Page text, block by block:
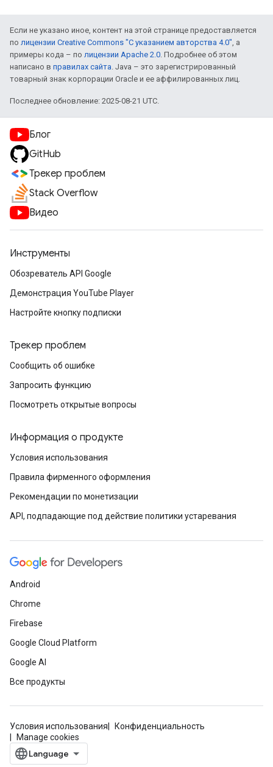
Если не указано иное, контент на этой странице предоставляется
по лицензии Creative Commons "С указанием авторства 4.0", а
примеры кода – по лицензии Apache 2.0. Подробнее об этом
написано в правилах сайта. Java – это зарегистрированный
товарный знак корпорации Oracle и ее аффилированных лиц.
Последнее обновление: 2025-08-21 UTC.
Блог
GitHub
Трекер проблем
Stack Overflow
Видео
Инструменты
Обозреватель API Google
Демонстрация YouTube Player
Настройте кнопку подписки
Трекер проблем
Сообщить об ошибке
Запросить функцию
Посмотреть открытые вопросы
Информация о продукте
Условия использования
Правила фирменного оформления
Рекомендации по монетизации
API, подпадающие под действие политики устаревания
Android
Chrome
Firebase
Google Cloud Platform
Google AI
Все продукты
Условия использования
Конфиденциальность
Manage cookies